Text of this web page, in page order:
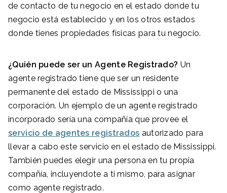
de contacto de tu negocio en el estado donde tu
negocio está establecido y en los otros estados
donde tienes propiedades físicas para tu negocio.
¿Quién puede ser un Agente Registrado? Un
agente registrado tiene que ser un residente
permanente del estado de Mississippi o una
corporación. Un ejemplo de un agente registrado
incorporado sería una compañía que provee el
servicio de agentes registrados autorizado para
llevar a cabo este servicio en el estado de Mississippi.
También puedes elegir una persona en tu propia
compañía, incluyendote a ti mismo, para asignar
como agente registrado.